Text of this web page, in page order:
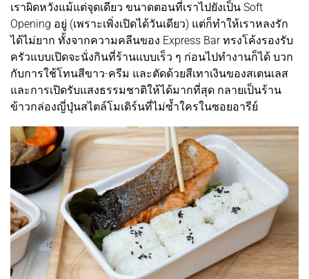
เราผิดหวังแม้แต่จุดเดียว ขนาดตอนที่เราไปยังเป็น Soft
Opening อยู่ (เพราะเพิ่งเปิดได้วันเดียว) แต่ก็ทำให้เราหลงรัก
ได้ไม่ยาก ทั้งจากความคลีนของ Express Bar ทรงโค้งรองรับ
ครัวแบบเปิดจะนั่งกินที่ร้านแบบเร็ว ๆ ก่อนไปทำงานก็ได้ บวก
กับการใช้โทนสีขาว-ครีม และตัดด้วยสีเทาเงินของสเตนเลส
และการเปิดรับแสงธรรมชาติให้ได้มากที่สุด กลายเป็นร้าน
ข้าวกล่องญี่ปุ่นสไตล์โมเดิร์นที่ไม่ซ้ำใครในซอยอารีย์